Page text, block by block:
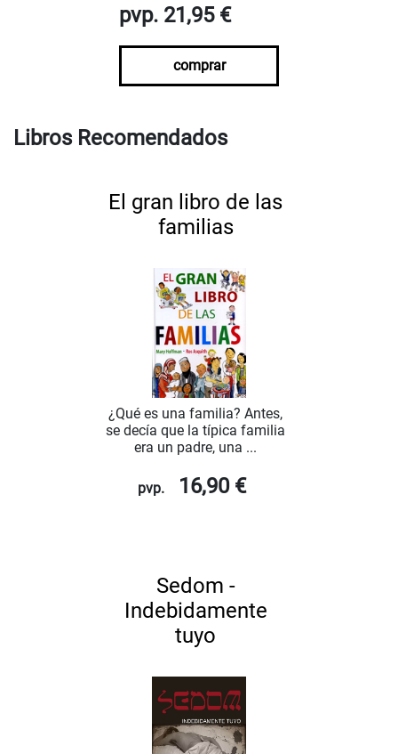
pvp. 21,95 €
comprar
Libros Recomendados
El gran libro de las
familias
¿Qué es una familia? Antes,
se decía que la típica familia
era un padre, una ...
pvp. 16,90 €
Sedom -
Indebidamente
tuyo